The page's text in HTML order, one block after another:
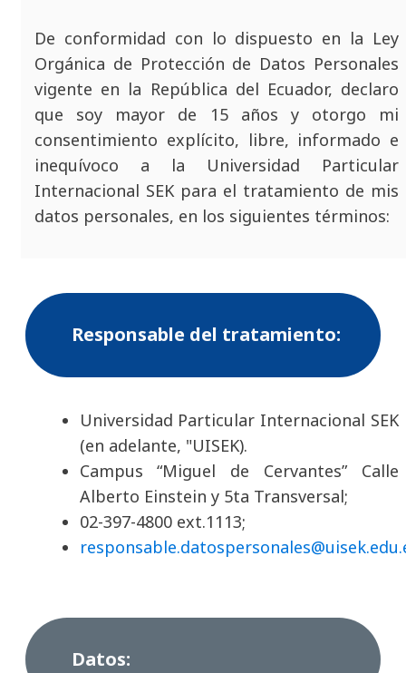
De conformidad con lo dispuesto en la Ley
Orgánica de Protección de Datos Personales
vigente en la República del Ecuador, declaro
que soy mayor de 15 años y otorgo mi
consentimiento explícito, libre, informado e
inequívoco a la Universidad Particular
Internacional SEK para el tratamiento de mis
datos personales, en los siguientes términos:
Responsable del tratamiento:
Universidad Particular Internacional SEK
(en adelante, "UISEK).
Campus “Miguel de Cervantes” Calle
Alberto Einstein y 5ta Transversal;
02-397-4800 ext.1113;
Datos: